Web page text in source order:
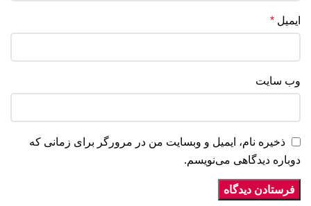
ایمیل *
وب‌ سایت
ذخیره نام، ایمیل و وبسایت من در مرورگر برای زمانی که
دوباره دیدگاهی می‌نویسم.